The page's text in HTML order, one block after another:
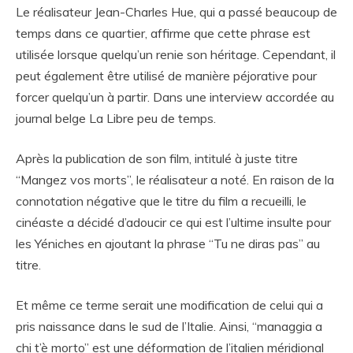
Le réalisateur Jean-Charles Hue, qui a passé beaucoup de
temps dans ce quartier, affirme que cette phrase est
utilisée lorsque quelqu’un renie son héritage. Cependant, il
peut également être utilisé de manière péjorative pour
forcer quelqu’un à partir. Dans une interview accordée au
journal belge La Libre peu de temps.
Après la publication de son film, intitulé à juste titre
“Mangez vos morts”, le réalisateur a noté. En raison de la
connotation négative que le titre du film a recueilli, le
cinéaste a décidé d’adoucir ce qui est l’ultime insulte pour
les Yéniches en ajoutant la phrase “Tu ne diras pas” au
titre.
Et même ce terme serait une modification de celui qui a
pris naissance dans le sud de l’Italie. Ainsi, “managgia a
chi t’è morto” est une déformation de l’italien méridional